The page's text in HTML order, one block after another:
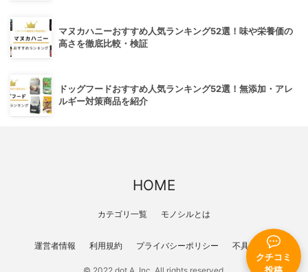
クチコミ
マヌカハニーおすすめ人気ランキング52選！味や栄養価の
高さを徹底比較・検証
ドッグフードおすすめ人気ランキング52選！無添加・アレ
ルギー対策商品を紹介
HOME
カテゴリ一覧 モノシルとは
運営者情報 利用規約 プライバシーポリシー 不具合報告